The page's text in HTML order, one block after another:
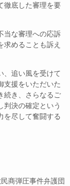
徹底した審理を要
当な審理への応訴
めることも訴え
追い風を受けて
支援をいただいた
続き、さらなるご
判決の確定という
を尽して奮闘する
事件弁護団